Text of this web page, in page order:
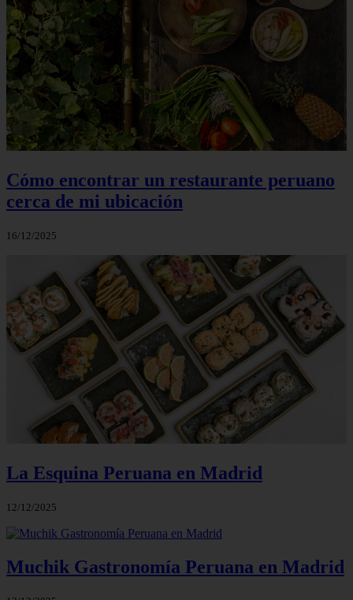
Cómo encontrar un restaurante peruano
cerca de mi ubicación
16/12/2025
La Esquina Peruana en Madrid
12/12/2025
Muchik Gastronomía Peruana en Madrid